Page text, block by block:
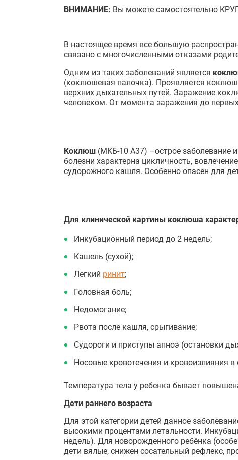
ВНИМАНИЕ: Вы можете самостоятельно
В настоящее время все большую
связано с многочисленными отказами
Одним из таких заболеваний является
(коклюшевая палочка). Проявляется
верхних дыхательных путей. Заражение
человеком. От момента заражения до
Коклюш (МКБ-10 А37) –острое заболевание
болезни характерна цикличность,
судорожного кашля. Особенно опасен для
Для клинической картины коклюша
Инкубационный период до 2 недель;
Кашель (сухой);
Легкий ринит;
Головная боль;
Недомогание;
Рвота после кашля, срыгивание;
Судороги и приступы апноэ (остановки
Носовые кровотечения и кровоизлияния в
Температура тела у ребенка бывает
Дети раннего возраста
Для этой категории детей данное
высокими процентами летальности.
недель). Для новорожденного ребёнка
дети вялые, снижен сосательный рефлекс,